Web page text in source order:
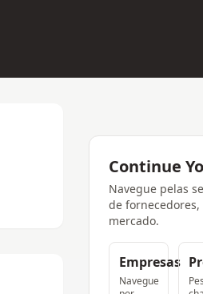
Continue
Navegue pelas
de
mercado.
Empresas
Navegue